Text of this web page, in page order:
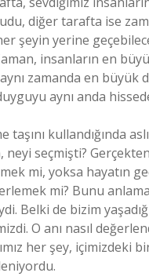
diğer tarafta ise
şeyin yerine
insanların en
zamanda en büyük
aynı anda
taşını kullandığında
neyi seçmişti?
mi, yoksa hayatın
mi? Bunu
Belki de bizim
O anı nasıl
her şey, içimizdeki